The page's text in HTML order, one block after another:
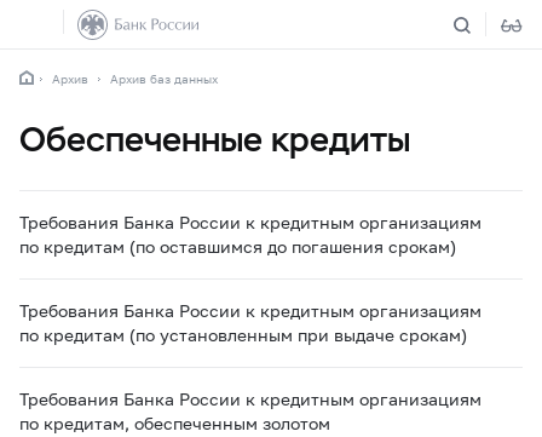
Архив Архив баз данных
Обеспеченные кредиты
Требования Банка России к кредитным организациям
по кредитам (по оставшимся до погашения срокам)
Требования Банка России к кредитным организациям
по кредитам (по установленным при выдаче срокам)
Требования Банка России к кредитным организациям
по кредитам, обеспеченным золотом